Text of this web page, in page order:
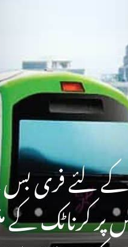
کے لئے فری
پر کرناٹک کے